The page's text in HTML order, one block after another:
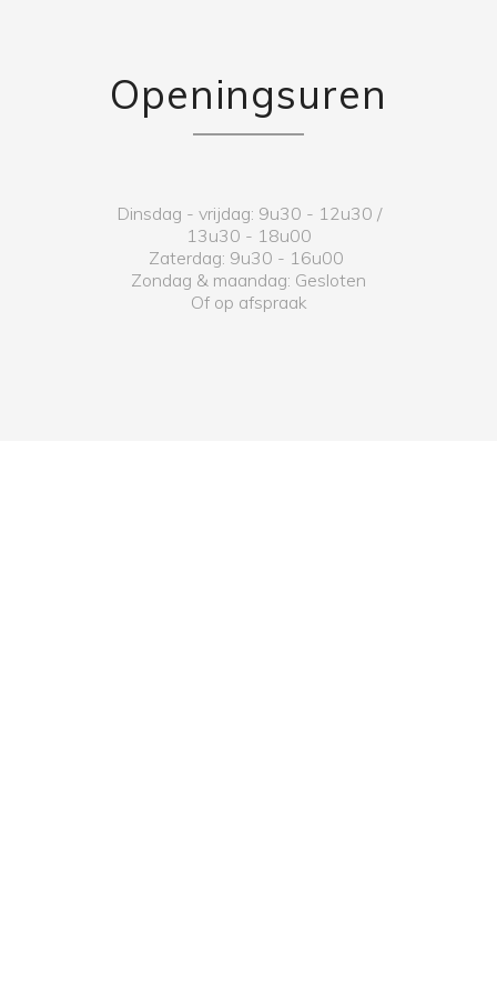
Openingsuren
Dinsdag - vrijdag: 9u30 - 12u30 /
13u30 - 18u00
Zaterdag: 9u30 - 16u00
Zondag & maandag: Gesloten
Of op afspraak